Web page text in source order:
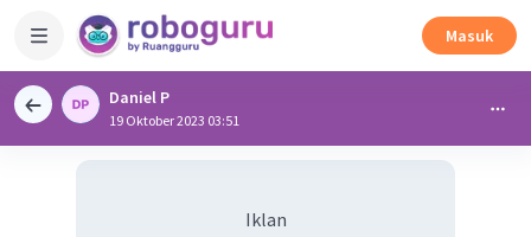
Masuk
Daniel P
19 Oktober 2023 03:51
Iklan